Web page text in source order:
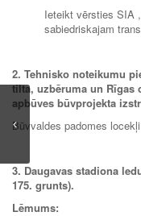
Ieteikt vērsties SIA
sabiedriskajam
2. Tehnisko noteikumu
tilta, uzbēruma un Rīgas
apbūves būvprojekta
Būvvaldes padomes
3. Daugavas stadiona
175. grunts).
Lēmums: